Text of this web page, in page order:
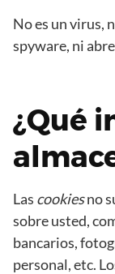
No es un virus,
spyware, ni
¿Qué
Las cookiesno
sobre usted,
bancarios,
personal, etc.